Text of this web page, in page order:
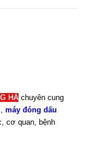
HÀ chuyên cung
máy đóng dấu
cơ quan, bệnh